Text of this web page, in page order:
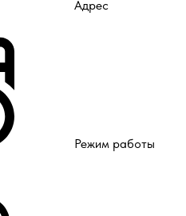
Адрес
Режим работы